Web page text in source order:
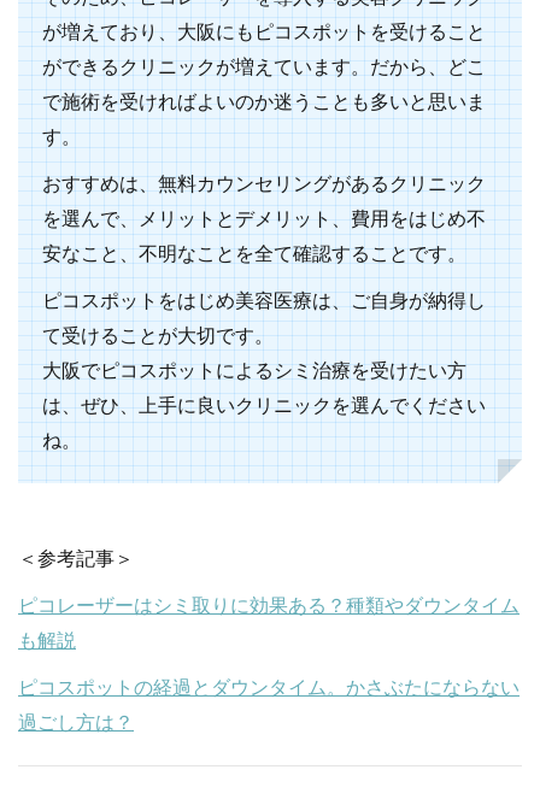
が増えており、大阪にもピコスポットを受けること
ができるクリニックが増えています。だから、どこ
で施術を受ければよいのか迷うことも多いと思いま
す。
おすすめは、無料カウンセリングがあるクリニック
を選んで、メリットとデメリット、費用をはじめ不
安なこと、不明なことを全て確認することです。
ピコスポットをはじめ美容医療は、ご自身が納得し
て受けることが大切です。
大阪でピコスポットによるシミ治療を受けたい方
は、ぜひ、上手に良いクリニックを選んでください
ね。
＜参考記事＞
ピコレーザーはシミ取りに効果ある？種類やダウンタイム
も解説
ピコスポットの経過とダウンタイム。かさぶたにならない
過ごし方は？